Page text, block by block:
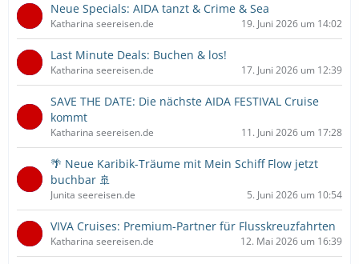
Neue Specials: AIDA tanzt & Crime & Sea
Katharina seereisen.de 19. Juni 2026 um 14:02
Last Minute Deals: Buchen & los!
Katharina seereisen.de 17. Juni 2026 um 12:39
SAVE THE DATE: Die nächste AIDA FESTIVAL Cruise
kommt
Katharina seereisen.de 11. Juni 2026 um 17:28
🌴 Neue Karibik-Träume mit Mein Schiff Flow jetzt
buchbar 🚢
Junita seereisen.de 5. Juni 2026 um 10:54
VIVA Cruises: Premium-Partner für Flusskreuzfahrten
Katharina seereisen.de 12. Mai 2026 um 16:39